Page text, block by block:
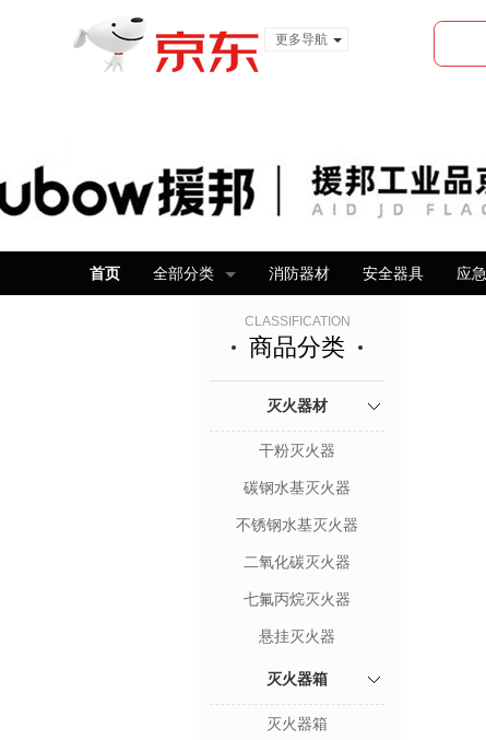
更多导航
首页 全部分类 消防器材 安全器具 应
CLASSIFICATION
商品分类
灭火器材
干粉灭火器
碳钢水基灭火器
不锈钢水基灭火器
二氧化碳灭火器
七氟丙烷灭火器
悬挂灭火器
灭火器箱
灭火器箱